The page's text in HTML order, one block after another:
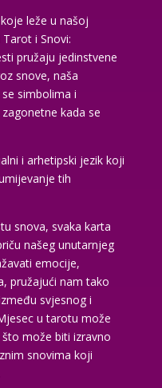
leže u našoj
i Snovi:
pružaju jedinstvene
snove, naša
simbolima i
kada se
i arhetipski jezik koji
tih
snova, svaka karta
našeg unutarnjeg
emocije,
pružajući nam tako
svjesnog i
u tarotu može
može biti izravno
snovima koji